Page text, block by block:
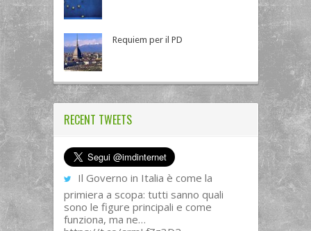
Requiem per il PD
RECENT TWEETS
Il Governo in Italia è come la
primiera a scopa: tutti sanno quali
sono le figure principali e come
funziona, ma ne…